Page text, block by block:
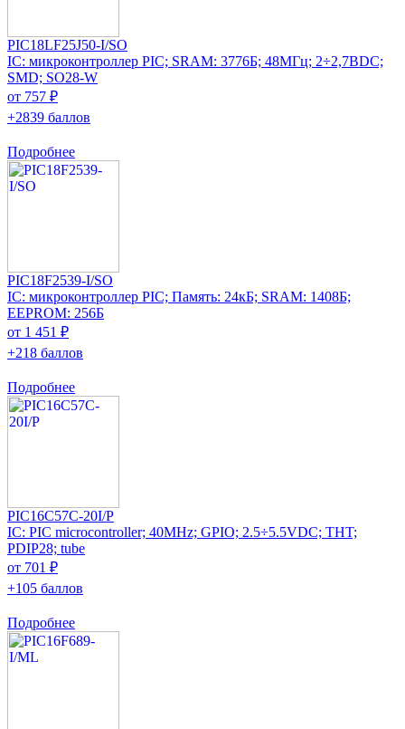
PIC18LF25J50-I/SO
IC: микроконтроллер PIC; SRAM: 3776Б; 48МГц; 2÷2,7ВDC;
SMD; SO28-W
от 757 ₽
+2839 баллов
Подробнее
PIC18F2539-I/SO
IC: микроконтроллер PIC; Память: 24кБ; SRAM: 1408Б;
EEPROM: 256Б
от 1 451 ₽
+218 баллов
Подробнее
PIC16C57C-20I/P
IC: PIC microcontroller; 40MHz; GPIO; 2.5÷5.5VDC; THT;
PDIP28; tube
от 701 ₽
+105 баллов
Подробнее